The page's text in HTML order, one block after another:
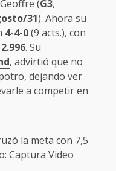
(G3,
31). Ahora su
4-4-0(9 acts.), con
. Su
, advirtió que no
dejando ver
a competir en
la meta con 7,5
Captura Video